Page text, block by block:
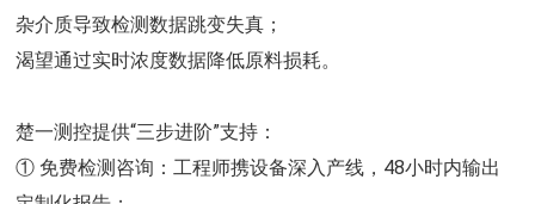
杂介质导致检测数据跳变失真；
渴望通过实时浓度数据降低原料损耗。
楚一测控提供“三步进阶”支持：
① 免费检测咨询：工程师携设备深入产线，48小时内输出